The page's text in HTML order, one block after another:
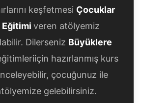
keşfetmesi Çocuklar
Eğitimi veren atölyemiz
Dilerseniz Büyüklere
hazırlanmış kurs
çocuğunuz ile
gelebilirsiniz.